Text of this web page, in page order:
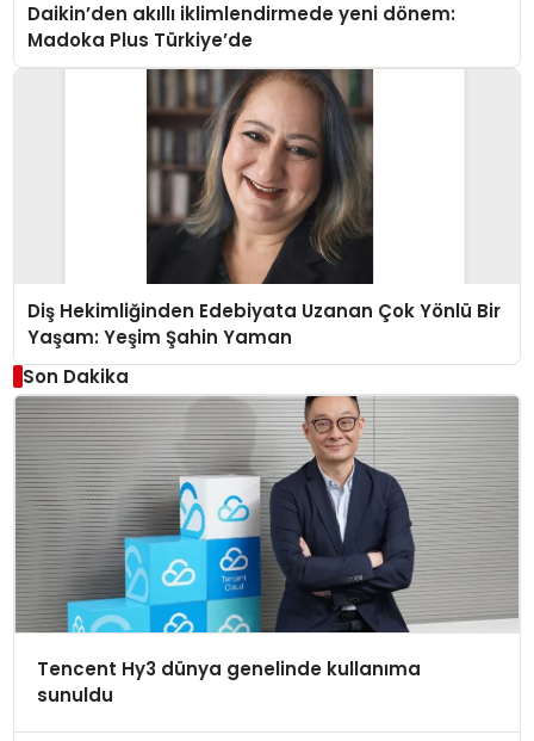
Daikin’den akıllı iklimlendirmede yeni dönem:
Madoka Plus Türkiye’de
Diş Hekimliğinden Edebiyata Uzanan Çok Yönlü Bir
Yaşam: Yeşim Şahin Yaman
Son Dakika
Tencent Hy3 dünya genelinde kullanıma
sunuldu